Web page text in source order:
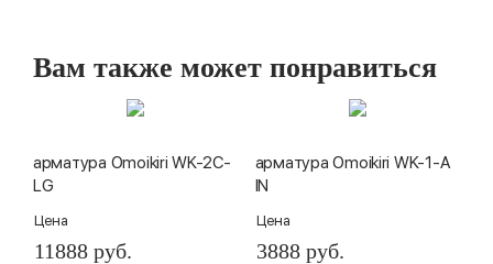
Вам также может понравиться
арматура Omoikiri WK-2C-
LG
Цена
11888 руб.
арматура Omoikiri WK-1-A
IN
Цена
3888 руб.